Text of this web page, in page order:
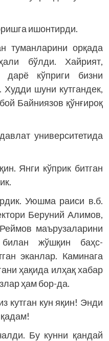
ишонтирди.
туманларини орқада
бўлди. Хайрият,
кўприги бизни
Худди шуни кутгандек,
Байниязов қўнғироқ
университетида
Янги кўприк битган
Уюшма раиси в.б.
Беруний Алимов,
маърузаларини
билан жўшқин баҳс-
эканлар. Каминага
ҳақида илҳақ хабар
ҳам бор-да.
кутган кун яқин! Энди
Бу кунни қандай